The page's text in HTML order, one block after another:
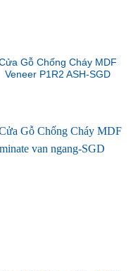
Gỗ Chống Cháy MDF
Veneer P1R2 ASH-SGD